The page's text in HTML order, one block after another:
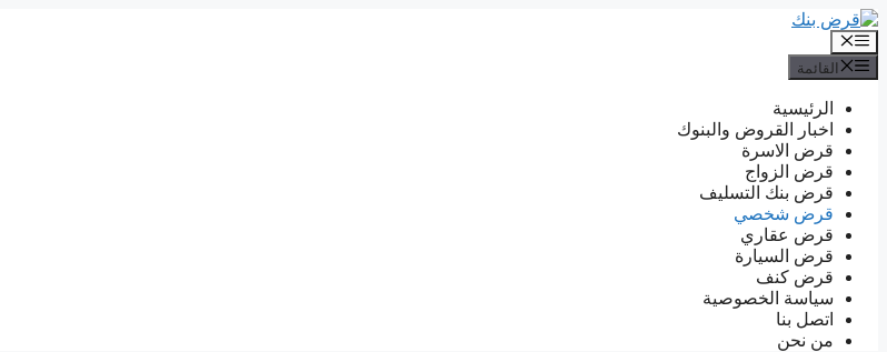
انتقل
إلى
المحتوى
القائمة
القائمة
الرئيسية
اخبار القروض والبنوك
قرض الاسرة
قرض الزواج
قرض بنك التسليف
قرض شخصي
قرض عقاري
قرض السيارة
قرض كنف
سياسة الخصوصية
اتصل بنا
من نحن